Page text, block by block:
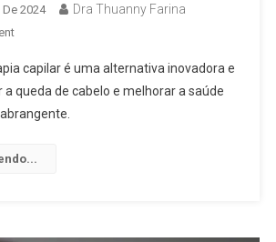
2024 Dra Thuanny Farina
capilar é uma alternativa inovadora e
queda de cabelo e melhorar a saúde